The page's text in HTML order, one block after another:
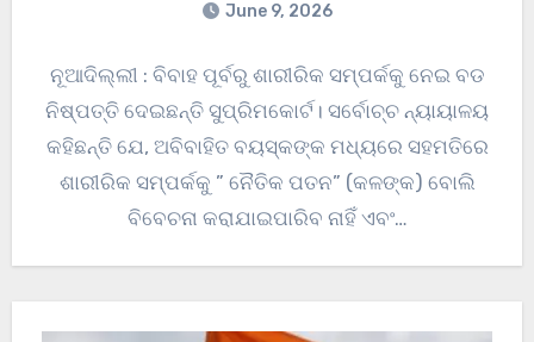
June 9, 2026
ନୂଆଦିଲ୍ଲୀ : ବିବାହ ପୂର୍ବରୁ ଶାରୀରିକ ସମ୍ପର୍କକୁ ନେଇ ବଡ
ନିଷ୍ପତ୍ତି ଦେଇଛନ୍ତି ସୁପ୍ରିମକୋର୍ଟ। ସର୍ବୋଚ୍ଚ ନ୍ୟାୟାଳୟ
କହିଛନ୍ତି ଯେ, ଅବିବାହିତ ବୟସ୍କଙ୍କ ମଧ୍ୟରେ ସହମତିରେ
ଶାରୀରିକ ସମ୍ପର୍କକୁ ” ନୈତିକ ପତନ” (କଳଙ୍କ) ବୋଲି
ବିବେଚନା କରାଯାଇପାରିବ ନାହିଁ ଏବଂ…